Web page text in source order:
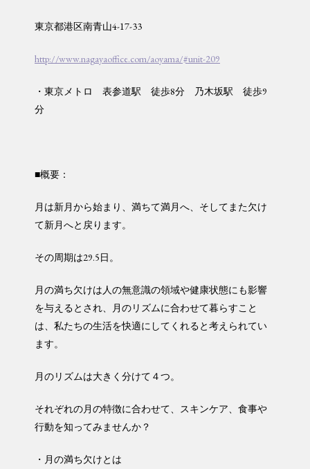
東京都港区南青山4-17-33
http://www.nagayaoffice.com/aoyama/#unit-209
・東京メトロ 表参道駅 徒歩8分 乃木坂駅 徒歩9
分
■概要：
月は新月から始まり、満ちて満月へ、そしてまた欠け
て新月へと戻ります。
その周期は29.5日。
月の満ち欠けは人の無意識の領域や健康状態にも影響
を与えるとされ、月のリズムに合わせて暮らすこと
は、私たちの生活を快適にしてくれると考えられてい
ます。
月のリズムは大きく分けて４つ。
それぞれの月の特徴に合わせて、スキンケア、食事や
行動を知ってみませんか？
・月の満ち欠けとは